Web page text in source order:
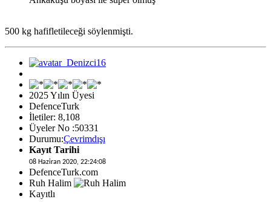
500 kg hafifletileceği söylenmişti.
2025 Yılın Üyesi
DefenceTurk
İletiler: 8,108
Üyeler No :50331
Durumu:Çevrimdışı
Kayıt Tarihi
08 Haziran 2020, 22:24:08
DefenceTurk.com
Ruh Halim
Kayıtlı